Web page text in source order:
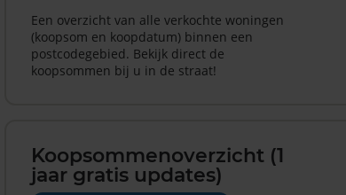
Een overzicht van alle verkochte woningen
(koopsom en koopdatum) binnen een
postcodegebied. Bekijk direct de
koopsommen bij u in de straat!
Koopsommenoverzicht (1
jaar gratis updates)